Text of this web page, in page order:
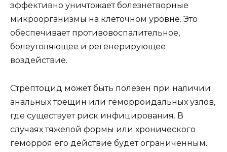
эффективно уничтожает болезнетворные
микроорганизмы на клеточном уровне. Это
обеспечивает противовоспалительное,
болеутоляющее и регенерирующее
воздействие.
Стрептоцид может быть полезен при наличии
анальных трещин или геморроидальных узлов,
где существует риск инфицирования. В
случаях тяжелой формы или хронического
геморроя его действие будет ограниченным.